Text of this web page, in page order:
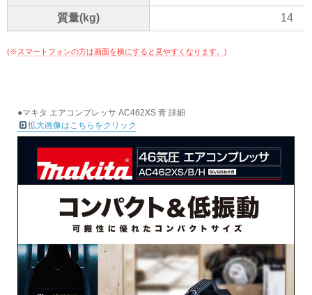
質量(kg) 14
(※スマートフォンの方は画面を横にすると見やすくなります。 )
●マキタ エアコンプレッサ AC462XS 青 詳細
拡大画像はこちらをクリック